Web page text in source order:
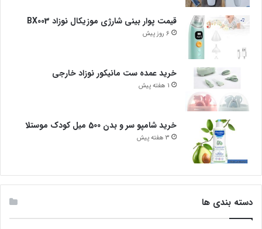
قیمت پوار بینی شارژی موزیکال نوزاد BX003
6 روز پیش
خرید عمده ست مانیکور نوزاد خارجی
1 هفته پیش
خرید شامپو سر و بدن 500 میل کودک موستلا
3 هفته پیش
دسته بندی ها